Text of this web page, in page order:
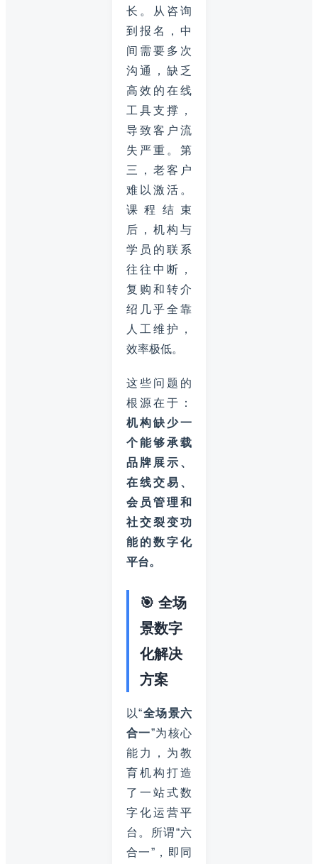
长。从咨询
到报名，中
间需要多次
沟通，缺乏
高效的在线
工具支撑，
导致客户流
失严重。第
三，老客户
难以激活。
课程结束
后，机构与
学员的联系
往往中断，
复购和转介
绍几乎全靠
人工维护，
效率极低。
这些问题的
根源在于：
机构缺少一
个能够承载
品牌展示、
在线交易、
会员管理和
社交裂变功
能的数字化
平台。
🎯 全场
景数字
化解决
方案
以“全场景六
合一”为核心
能力，为教
育机构打造
了一站式数
字化运营平
台。所谓“六
合一”，即同